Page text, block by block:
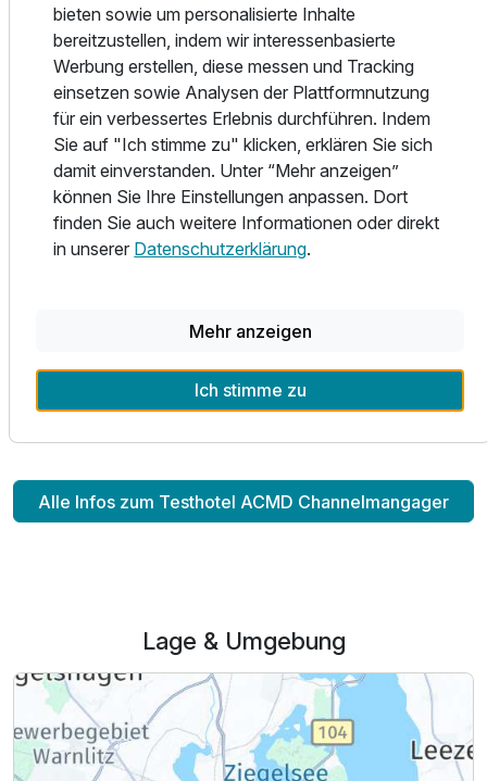
Das Superurlaub Hotel bietet Ihnen mit den verschiedenen
Einzel- und Doppelzimmer sowie neuen Appartements in
verschiedenen Kategorien eine ruhige Unterkunft an.
Alle Zimmer sind ausgestattet mit Badezimmer mit
Dusche/WC und Schreibtisch, Hosenbügler, Föhn, Safe,
Minibar, TV und Telefon.
Die Appartements verfügen zudem über eine kleine Küche.
Im Hotel steht ein Fitnessraum mit modernen Geräten für
ein optimales Cardio- und Krafttraining steht zur Verfügung.
ebenfalls zur Verfügung.
Dieses Hotel dient nur zu allgemeine Tests der Webseite
und sollte nicht gebuchte werden!
Alle Infos zum Testhotel ACMD Channelmangager
Lage & Umgebung
bieten sowie um personalisierte Inhalte
bereitzustellen, indem wir interessenbasierte
Werbung erstellen, diese messen und Tracking
einsetzen sowie Analysen der Plattformnutzung
für ein verbessertes Erlebnis durchführen. Indem
Sie auf "Ich stimme zu" klicken, erklären Sie sich
damit einverstanden. Unter “Mehr anzeigen”
können Sie Ihre Einstellungen anpassen. Dort
finden Sie auch weitere Informationen oder direkt
in unserer Datenschutzerklärung.
Mehr anzeigen
Ich stimme zu